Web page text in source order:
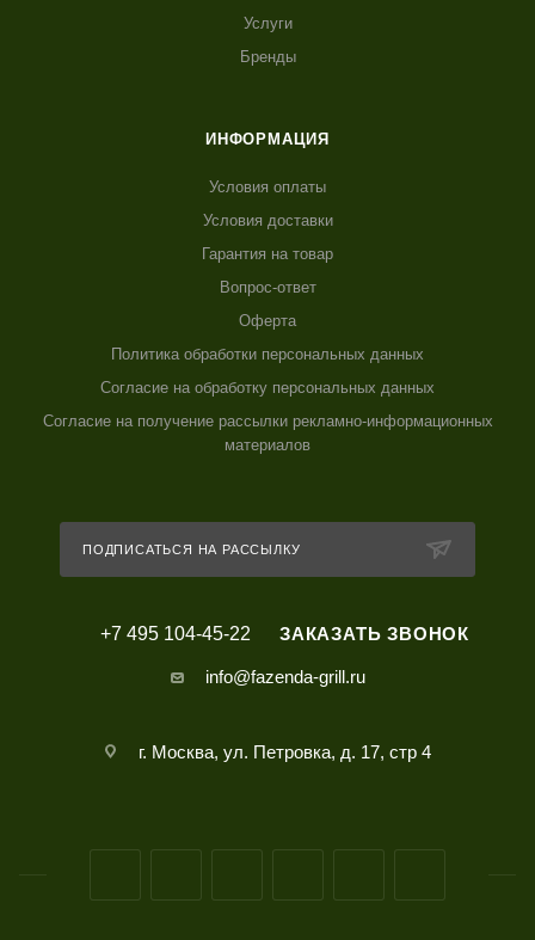
Услуги
Бренды
ИНФОРМАЦИЯ
Условия оплаты
Условия доставки
Гарантия на товар
Вопрос-ответ
Оферта
Политика обработки персональных данных
Согласие на обработку персональных данных
Согласие на получение рассылки рекламно-информационных
материалов
ПОДПИСАТЬСЯ НА РАССЫЛКУ
+7 495 104-45-22 ЗАКАЗАТЬ ЗВОНОК
info@fazenda-grill.ru
г. Москва, ул. Петровка, д. 17, стр 4